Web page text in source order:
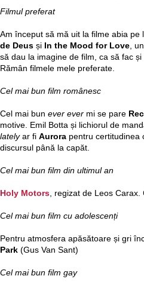
Filmul preferat
Am început să mă uit la filme abia pe
de Deus și In the Mood for Love,
să dau la imagine de film, ca să fac
Rămân filmele mele preferate.
Cel mai bun film românesc
Cel mai bun ever ever mi se pare
motive. Emil Botta și lichiorul de
lately ar fi Aurora pentru certitudinea
discursul până la capăt.
Cel mai bun film din ultimul an
Holy Motors, regizat de Leos Carax.
Cel mai bun film cu adolescenți
Pentru atmosfera apăsătoare și gri
Park (Gus Van Sant)
Cel mai bun film gay